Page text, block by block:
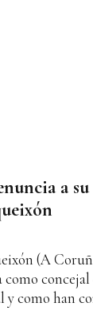
a su
(A
y como han